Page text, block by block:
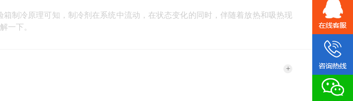
制冷原理可知，制冷剂在系统中流动，在状态变化的同时，伴随着放热和吸热现
一下。
+